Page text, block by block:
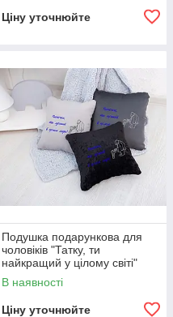
Ціну уточнюйте
Подушка подарункова для
чоловіків "Татку, ти
найкращий у цілому світі"
флок
В наявності
Ціну уточнюйте